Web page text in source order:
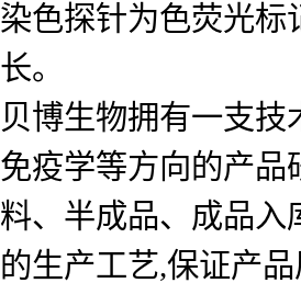
染色探针为色荧光标
长。
贝博生物拥有一支
免疫学等方向的产品
料、半成品、成品入
的生产工艺,保证产